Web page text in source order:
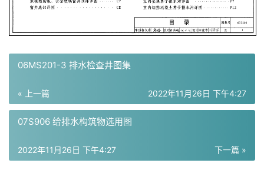
06MS201-3 排水检查井图集
« 上一篇 2022年11月26日 下午4:27
07S906 给排水构筑物选用图
下一篇 »
2022年11月26日 下午4:27